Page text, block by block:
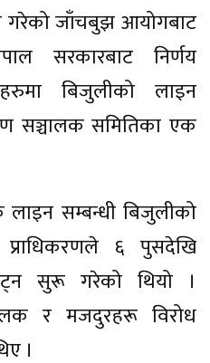
गरेको जाँचबुझ आयोगबाट
सरकारबाट निर्णय
बिजुलीको लाइन
सञ्चालक समितिका एक
सम्बन्धी बिजुलीको
६ पुसदेखि
सुरू गरेको थियो ।
र मजदुरहरू विरोध
।